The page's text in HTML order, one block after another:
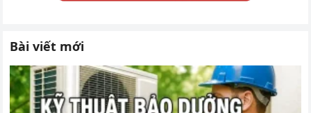
Bài viết mới